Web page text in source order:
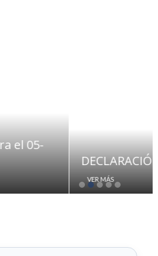
BIEN MOSTRENCO